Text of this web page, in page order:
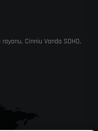
Cinniu Vanda SOHO,